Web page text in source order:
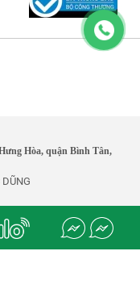
Hòa, quận Bình Tân,